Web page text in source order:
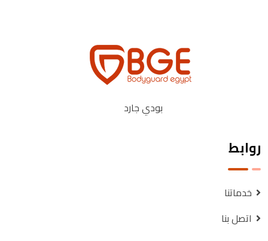
بودي جارد
روابط
خدماتنا
اتصل بنا